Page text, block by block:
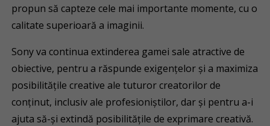
propun să capteze cele mai importante momente, cu o
calitate superioară a imaginii.
Sony va continua extinderea gamei sale atractive de
obiective, pentru a răspunde exigențelor și a maximiza
posibilitățile creative ale tuturor creatorilor de
conținut, inclusiv ale profesioniștilor, dar și pentru a-i
ajuta să-și extindă posibilitățile de exprimare creativă.